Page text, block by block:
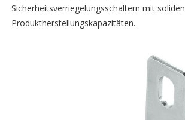
Sicherheitsverriegelungsschaltern mit soliden
Produktherstellungskapazitäten.